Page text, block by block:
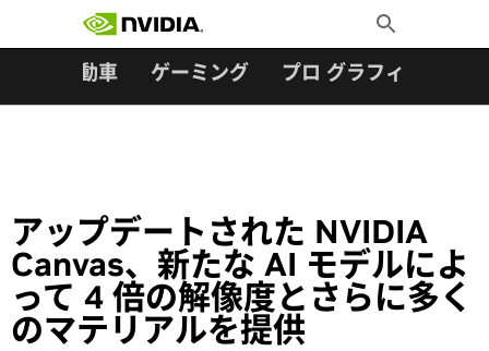
Toggle
Search
自動車 ゲーミング プロ グラフィックス
アップデートされた NVIDIA
Canvas、新たな AI モデルによ
って 4 倍の解像度とさらに多く
のマテリアルを提供